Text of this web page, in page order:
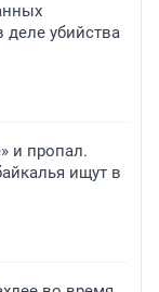
убийства
и пропал.
ищут в